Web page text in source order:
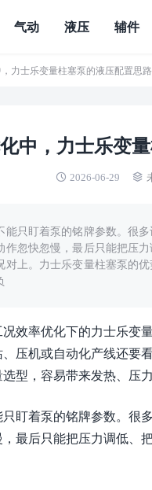
气动 液压 辅件
力士乐变量柱塞泵的液压配置思路
中，力士乐变
2026-06-29
能只盯着泵的铭牌参数。很
忽快忽慢，最后只能把压
对上。力士乐变量柱塞泵的
效率优化下的力士乐变
压机或自动化产线还要
型，容易带来发热、压
盯着泵的铭牌参数。很
最后只能把压力调低、